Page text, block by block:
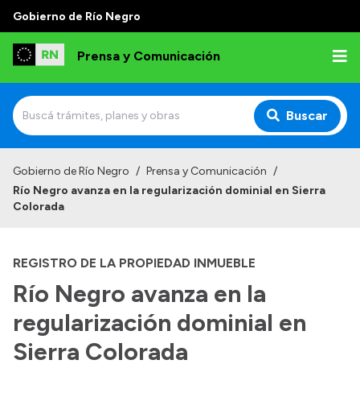
Gobierno de Río Negro
Prensa y Comunicación
Buscar
Institucional
Referentes de prensa
Archivo de noticias
Transparencia
Gobierno de Río Negro / Prensa y Comunicación /
Río Negro avanza en la regularización dominial en Sierra
Colorada
REGISTRO DE LA PROPIEDAD INMUEBLE
Río Negro avanza en la
regularización dominial en
Sierra Colorada